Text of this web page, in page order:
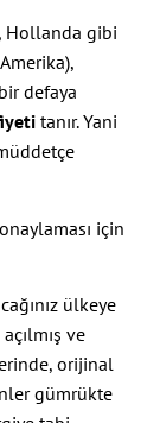
Hollanda gibi
defaya
tanır. Yani
için
ülkeye
ve
orijinal
gümrükte